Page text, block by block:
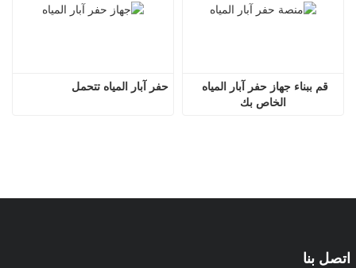
حفر آبار المياه تتحمل
الخاص بك
اتصل بنا